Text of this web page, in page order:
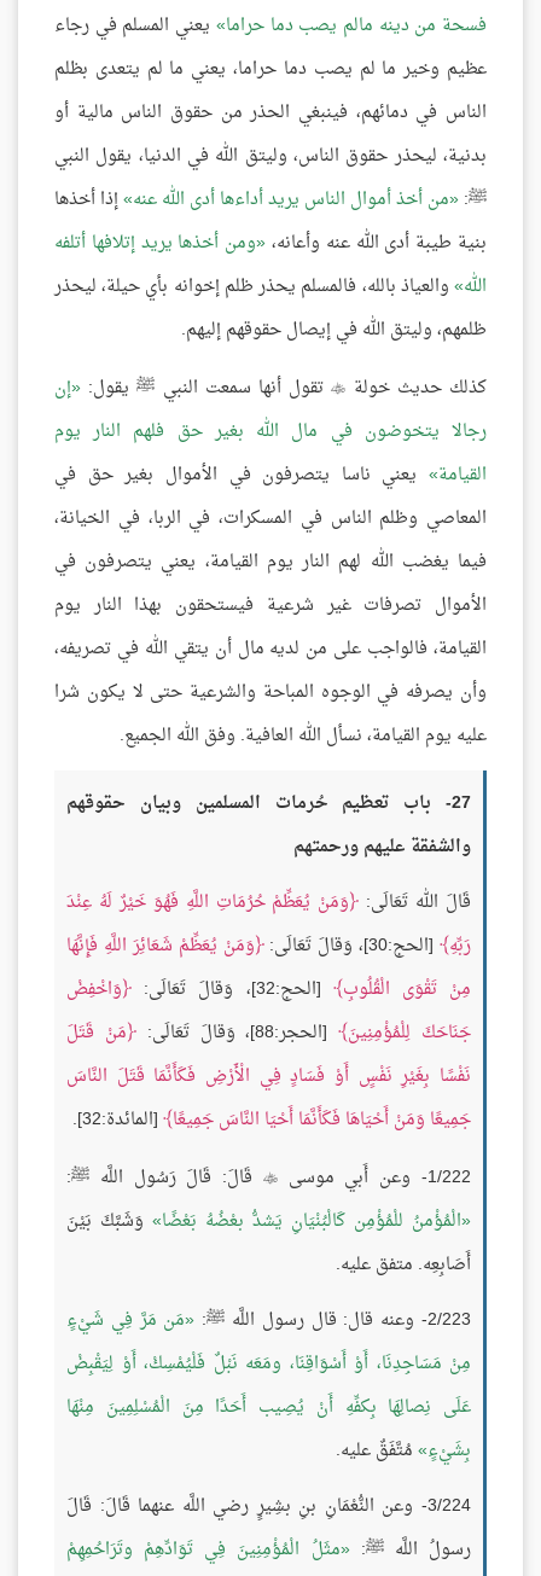
فسحة من دينه مالم يصب دما حراما يعني المسلم في رجاء
عظيم وخير ما لم يصب دما حراما، يعني ما لم يتعدى بظلم
الناس في دمائهم، فينبغي الحذر من حقوق الناس مالية أو
بدنية، ليحذر حقوق الناس، وليتق الله في الدنيا، يقول النبي
ﷺ: من أخذ أموال الناس يريد أداءها أدى الله عنه إذا أخذها
بنية طيبة أدى الله عنه وأعانه، ومن أخذها يريد إتلافها أتلفه
الله والعياذ بالله، فالمسلم يحذر ظلم إخوانه بأي حيلة، ليحذر
ظلمهم، وليتق الله في إيصال حقوقهم إليهم.
كذلك حديث خولة تقول أنها سمعت النبي ﷺ يقول: إن
رجالا يتخوضون في مال الله بغير حق فلهم النار يوم
القيامة
يعني ناسا يتصرفون في الأموال بغير حق في
المعاصي وظلم الناس في المسكرات، في الربا، في الخيانة،
فيما يغضب الله لهم النار يوم القيامة، يعني يتصرفون في
الأموال تصرفات غير شرعية فيستحقون بهذا النار يوم
القيامة، فالواجب على من لديه مال أن يتقي الله في تصريفه،
وأن يصرفه في الوجوه المباحة والشرعية حتى لا يكون شرا
عليه يوم القيامة، نسأل الله العافية. وفق الله الجميع.
27- باب تعظيم حُرمات المسلمين وبيان حقوقهم
والشفقة عليهم ورحمتهم
قَالَ الله تَعَالَى: وَمَنْ يُعَظِّمْ حُرُمَاتِ اللَّهِ فَهُوَ خَيْرٌ لَهُ عِنْدَ
رَبِّهِ [الحج:30]، وَقالَ تَعَالَى:
وَمَنْ يُعَظِّمْ شَعَائِرَ اللَّهِ فَإِنَّهَا
مِنْ تَقْوَى الْقُلُوبِ
[الحج:32]، وَقالَ تَعَالَى:
وَاخْفِضْ
جَنَاحَكَ لِلْمُؤْمِنِينَ [الحجر:88]، وَقالَ تَعَالَى:
مَنْ قَتَلَ
نَفْسًا بِغَيْرِ نَفْسٍ أَوْ فَسَادٍ فِي الْأَرْضِ فَكَأَنَّمَا قَتَلَ النَّاسَ
جَمِيعًا وَمَنْ أَحْيَاهَا فَكَأَنَّمَا أَحْيَا النَّاسَ جَمِيعًا [المائدة:32].
1/222- وعن أَبي موسى

قَالَ: قَالَ رَسُول اللَّه ﷺ:
الْمُؤْمنُ للْمُؤْمِن كَالْبُنْيَانِ يَشدُّ بعْضُهُ بَعْضًا
وَشَبَّكَ بَيْنَ
أَصَابِعِه. متفق عليه.
2/223- وعنه قال: قال رسول اللَّه ﷺ:
مَن مَرَّ فِي شَيْءٍ
مِنْ مَسَاجِدِنَا، أَوْ أَسْوَاقِنَا، ومَعَه نَبْلٌ فَلْيُمْسِكْ، أَوْ لِيَقْبِضْ
عَلَى نِصالِهَا بِكفِّهِ أَنْ يُصِيب أَحَدًا مِنَ الْمُسْلِمِينَ مِنْهَا
بِشَيْءٍ مُتَّفَقٌ عليه.
3/224- وعن النُّعْمَانِ بنِ بشِيرٍ رضي اللَّه عنهما قَالَ: قَالَ
رسولُ اللَّه ﷺ: مثَلُ الْمُؤْمِنِينَ فِي تَوَادِّهِمْ وتَرَاحُمِهِمْ